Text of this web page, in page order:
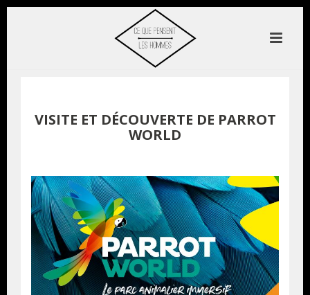
VISITE ET DÉCOUVERTE DE PARROT
WORLD